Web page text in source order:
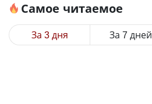
Самое читаемое
За 3 дня За 7 дней